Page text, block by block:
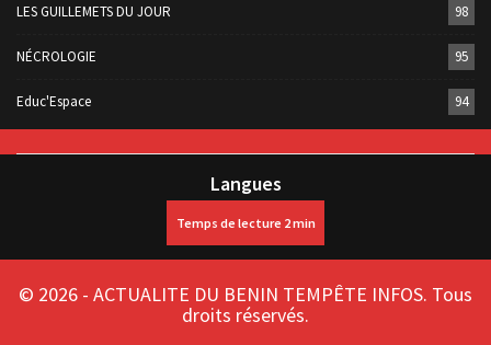
LES GUILLEMETS DU JOUR 98
NÉCROLOGIE 95
Educ'Espace 94
Langues
© 2026 - ACTUALITE DU BENIN TEMPÊTE INFOS. Tous
droits réservés.